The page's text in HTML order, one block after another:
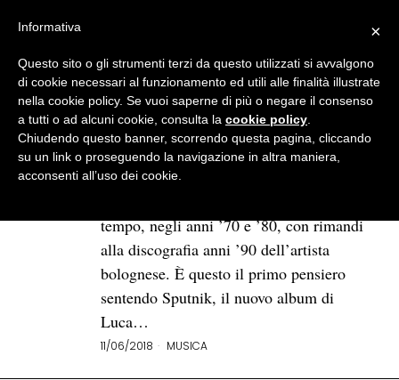
BROWSE TAG
elettropop
«Sputnik», il nuovo album di
Luca Carboni tra new wave anni
’80 e indie italiano
tempo, negli anni ’70 e ’80, con rimandi
alla discografia anni ’90 dell’artista
bolognese. È questo il primo pensiero
sentendo Sputnik, il nuovo album di
Luca…
11/06/2018 MUSICA
×
Informativa
Questo sito o gli strumenti terzi da questo utilizzati si avvalgono
di cookie necessari al funzionamento ed utili alle finalità illustrate
nella cookie policy. Se vuoi saperne di più o negare il consenso
a tutti o ad alcuni cookie, consulta la cookie policy
Chiudendo questo banner, scorrendo questa pagina, cliccando
su un link o proseguendo la navigazione in altra maniera,
acconsenti all’uso dei cookie.